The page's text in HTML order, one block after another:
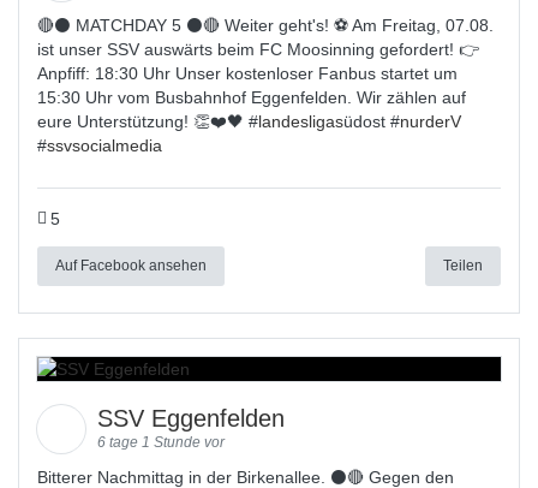
🔴⚫️ MATCHDAY 5 ⚫️🔴 Weiter geht's! ⚽ Am Freitag, 07.08.
ist unser SSV auswärts beim FC Moosinning gefordert! 👉
Anpfiff: 18:30 Uhr Unser kostenloser Fanbus startet um
15:30 Uhr vom Busbahnhof Eggenfelden. Wir zählen auf
eure Unterstützung! 👏❤️🖤 #landesligasüdost #nurderV
#ssvsocialmedia
5
Auf Facebook ansehen Teilen
SSV Eggenfelden
6 tage 1 Stunde vor
Bitterer Nachmittag in der Birkenallee. ⚫🔴 Gegen den